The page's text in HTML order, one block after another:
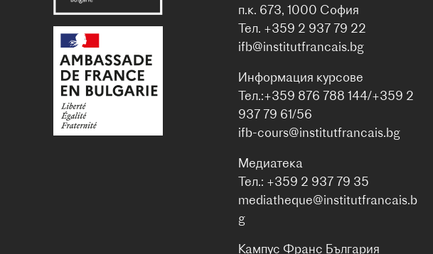
п.к. 673, 1000 София
Тел. +359 2 937 79 22
ifb@institutfrancais.bg
Информация курсове
Тел.:+359 876 788 144/+359 2
937 79 61/56
ifb-cours@institutfrancais.bg
Медиатека
Тел.: +359 2 937 79 35
mediatheque@institutfrancais.b
g
Кампус Франс България